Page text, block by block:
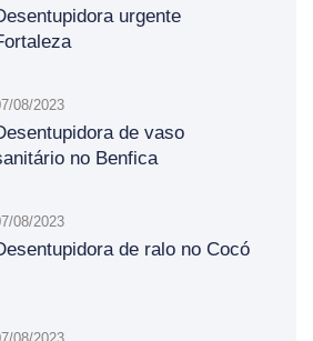
urgente
08/2023
de vaso
no Benfica
08/2023
de ralo no Cocó